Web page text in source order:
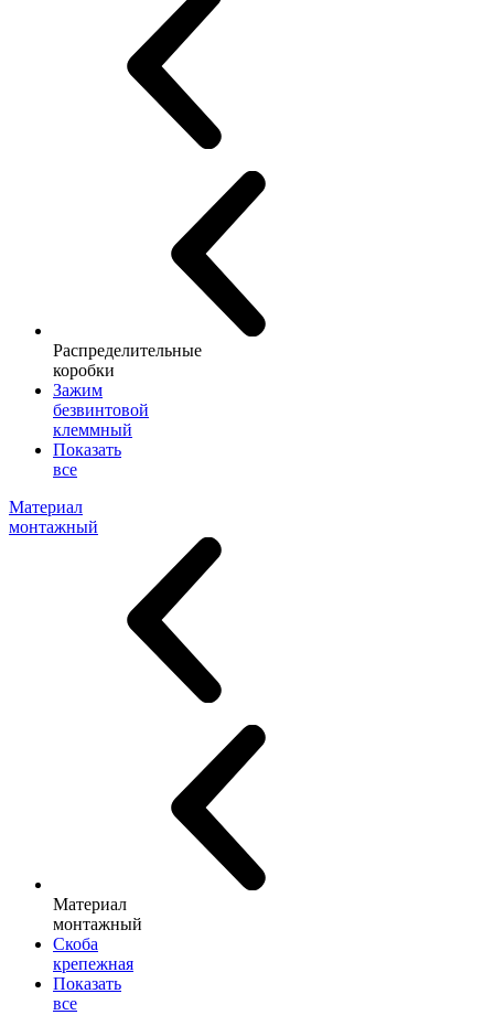
Распределительные
коробки
Зажим
безвинтовой
клеммный
Показать
все
Материал
монтажный
Материал
монтажный
Скоба
крепежная
Показать
все